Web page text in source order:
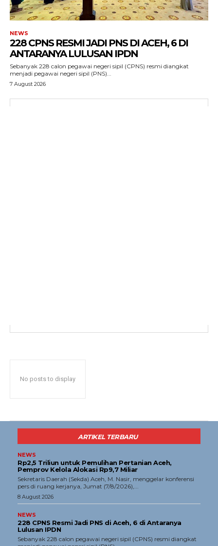
ACEHKINI.ID
Situs Berita Aceh Terkini
News
Gaya Hidup
Olahraga
Indeks
Redaksi
Tentang Kami
Redaksi
NEWS
228 CPNS RESMI JADI PNS DI ACEH, 6 DI
ANTARANYA LULUSAN IPDN
Sebanyak 228 calon pegawai negeri sipil (CPNS) resmi diangkat
menjadi pegawai negeri sipil (PNS)...
7 August 2026
No posts to display
ARTIKEL TERBARU
NEWS
Rp2,5 Triliun untuk Pemulihan Pertanian Aceh,
Pemprov Kelola Alokasi Rp9,7 Miliar
‎Sekretaris Daerah (Sekda) Aceh, M. Nasir, menggelar konferensi
pers di ruang kerjanya, Jumat (7/8/2026),...
8 August 2026
NEWS
228 CPNS Resmi Jadi PNS di Aceh, 6 di Antaranya
Lulusan IPDN
Sebanyak 228 calon pegawai negeri sipil (CPNS) resmi diangkat